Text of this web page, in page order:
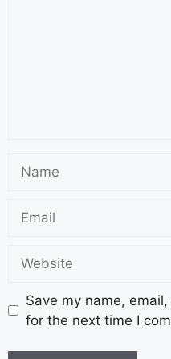
Save my name,
for the next time I